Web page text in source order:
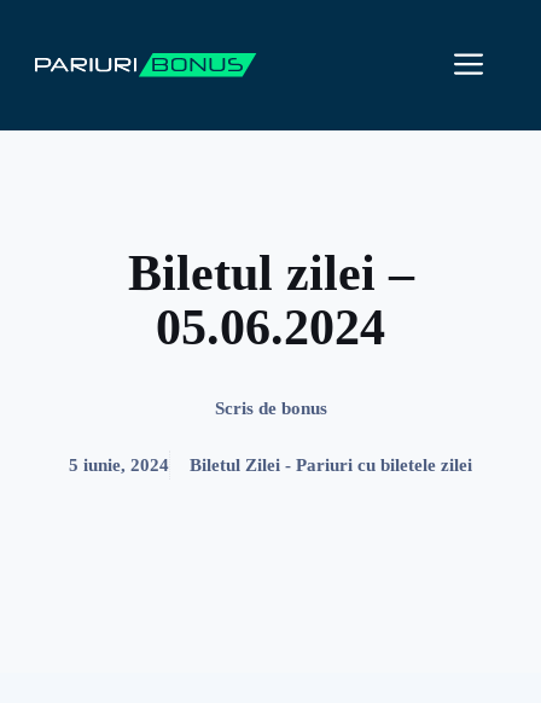
conținut
Biletul zilei –
05.06.2024
Scris de bonus
5 iunie, 2024 Biletul Zilei - Pariuri cu biletele zilei